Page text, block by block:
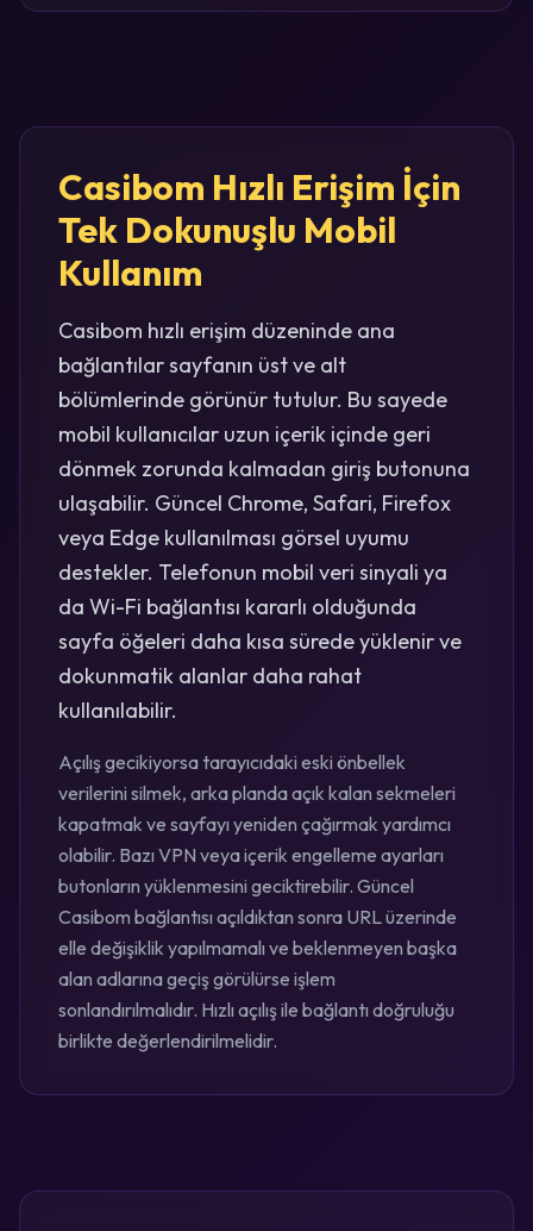
Casibom Hızlı Erişim İçin
Tek Dokunuşlu Mobil
Kullanım
Casibom hızlı erişim düzeninde ana
bağlantılar sayfanın üst ve alt
bölümlerinde görünür tutulur. Bu sayede
mobil kullanıcılar uzun içerik içinde geri
dönmek zorunda kalmadan giriş butonuna
ulaşabilir. Güncel Chrome, Safari, Firefox
veya Edge kullanılması görsel uyumu
destekler. Telefonun mobil veri sinyali ya
da Wi-Fi bağlantısı kararlı olduğunda
sayfa öğeleri daha kısa sürede yüklenir ve
dokunmatik alanlar daha rahat
kullanılabilir.
Açılış gecikiyorsa tarayıcıdaki eski önbellek
verilerini silmek, arka planda açık kalan sekmeleri
kapatmak ve sayfayı yeniden çağırmak yardımcı
olabilir. Bazı VPN veya içerik engelleme ayarları
butonların yüklenmesini geciktirebilir. Güncel
Casibom bağlantısı açıldıktan sonra URL üzerinde
elle değişiklik yapılmamalı ve beklenmeyen başka
alan adlarına geçiş görülürse işlem
sonlandırılmalıdır. Hızlı açılış ile bağlantı doğruluğu
birlikte değerlendirilmelidir.